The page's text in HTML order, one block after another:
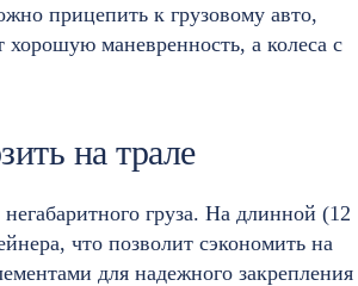
прицепить к грузовому авто,
хорошую маневренность, а колеса с
на трале
груза. На длинной (12
что позволит сэкономить на
для надежного закрепления